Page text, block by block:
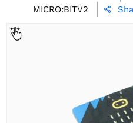
MICRO:BITV2
